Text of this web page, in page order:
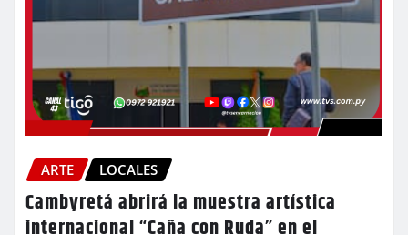
ARTE LOCALES
Cambyretá abrirá la muestra artística
internacional “Caña con Ruda” en el